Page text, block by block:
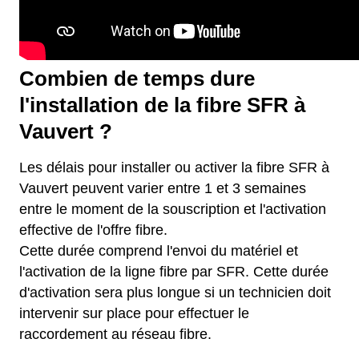
Combien de temps dure
l'installation de la fibre SFR à
Vauvert ?
Les délais pour installer ou activer la fibre SFR à
Vauvert peuvent varier entre 1 et 3 semaines
entre le moment de la souscription et l'activation
effective de l'offre fibre.
Cette durée comprend l'envoi du matériel et
l'activation de la ligne fibre par SFR. Cette durée
d'activation sera plus longue si un technicien doit
intervenir sur place pour effectuer le
raccordement au réseau fibre.